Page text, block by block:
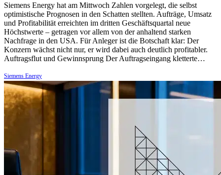
Siemens Energy hat am Mittwoch Zahlen vorgelegt, die selbst
optimistische Prognosen in den Schatten stellten. Aufträge, Umsatz
und Profitabilität erreichten im dritten Geschäftsquartal neue
Höchstwerte – getragen vor allem von der anhaltend starken
Nachfrage in den USA. Für Anleger ist die Botschaft klar: Der
Konzern wächst nicht nur, er wird dabei auch deutlich profitabler.
Auftragsflut und Gewinnsprung Der Auftragseingang kletterte…
Siemens Energy